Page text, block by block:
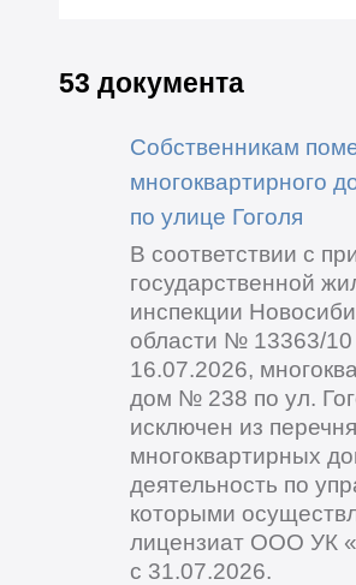
53 документа
Собственникам
многоквартирного
по улице Гоголя
В соответствии с
государственной
инспекции
области № 13363/10
16.07.2026,
дом № 238 по ул.
исключен из перечня
многоквартирных
деятельность по
которыми
лицензиат ООО УК
с 31.07.2026.